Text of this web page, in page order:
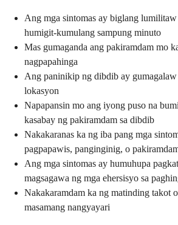
Ang mga sintomas ay biglang
humigit-kumulang sampung minuto
Mas gumaganda ang pakiramdam mo
nagpapahinga
Ang paninikip ng dibdib ay gumagalaw
lokasyon
Napapansin mo ang iyong puso na
kasabay ng pakiramdam sa dibdib
Nakakaranas ka ng iba pang mga
pagpapawis, panginginig, o
Ang mga sintomas ay humuhupa
magsagawa ng mga ehersisyo sa
Nakakaramdam ka ng matinding takot
masamang nangyayari